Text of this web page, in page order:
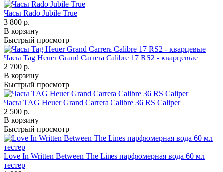
Часы Rado Jubile True
3 800 р.
В корзину
Быстрый просмотр
Часы Tag Heuer Grand Carrera Calibre 17 RS2 - кварцевые
2 700 р.
В корзину
Быстрый просмотр
Часы TAG Heuer Grand Carrera Calibre 36 RS Caliper
2 500 р.
В корзину
Быстрый просмотр
Love In Written Between The Lines парфюмерная вода 60 мл
тестер